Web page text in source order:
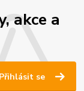
akce a
Přihlásit se